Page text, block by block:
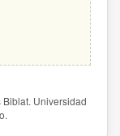
Universidad